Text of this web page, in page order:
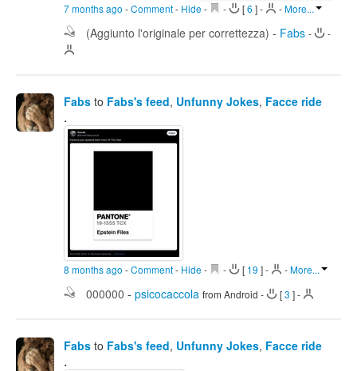
7 months ago -Comment- Hide - - [6 ]- -More...
(Aggiunto l'originale per correttezza) - Fabs - -
Fabs to Fabs's feed, Unfunny Jokes, Facce ride
.
8 months ago -Comment- Hide - - [ 19 ]- -More...
000000 - psicocaccola from Android - [3 ]-
Fabs to Fabs's feed, Unfunny Jokes, Facce ride
.